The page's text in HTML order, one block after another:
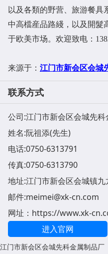
以及各類的野营、旅游餐具
中高檔産品路綫，以及開髮
于欧美市场。欢迎致电：
来源于： 江门市新会区会城
联系方式
公司:江门市新会区会城先
姓名:阮祖添(先生)
电话:0750-6313791
传真:0750-6313790
地址:江门市新会区会城镇
邮件:meimei@xk-cn.com
网址： https://www.xk-
进入官网
江门市新会区会城先科金属制品厂